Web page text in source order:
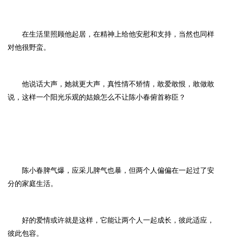
在生活里照顾他起居，在精神上给他安慰和支持，当然也同样
对他很野蛮。
他说话大声，她就更大声，真性情不矫情，敢爱敢恨，敢做敢
说，这样一个阳光乐观的姑娘怎么不让陈小春俯首称臣？
陈小春脾气爆，应采儿脾气也暴，但两个人偏偏在一起过了安
分的家庭生活。
好的爱情或许就是这样，它能让两个人一起成长，彼此适应，
彼此包容。